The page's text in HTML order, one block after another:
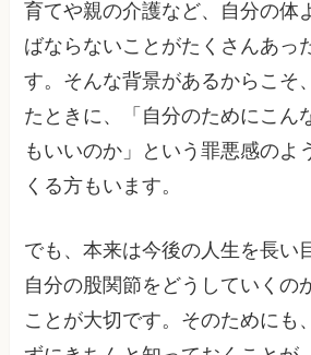
育てや親の介護など、自分の体
ばならないことがたくさんあっ
す。そんな背景があるからこそ
たときに、「自分のためにこん
もいいのか」という罪悪感のよ
くる方もいます。
でも、本来は今後の人生を長い
自分の股関節をどうしていくの
ことが大切です。そのためにも